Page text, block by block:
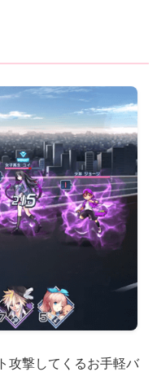
攻撃してくるお手軽バ